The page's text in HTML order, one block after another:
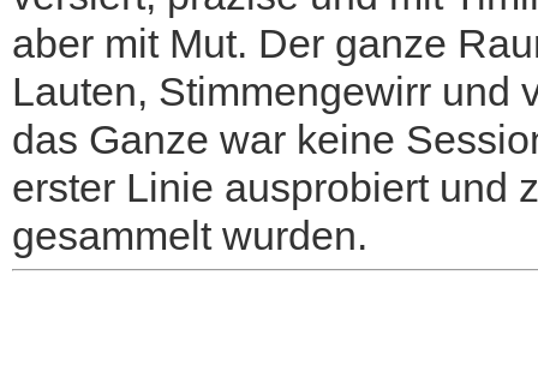
aber mit Mut. Der ganze
Lauten, Stimmengewirr und
das Ganze war keine
erster Linie ausprobiert und
gesammelt wurden.